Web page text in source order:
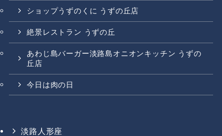
ショップうずのくに うずの丘店
絶景レストラン うずの丘
あわじ島バーガー淡路島オニオンキッチン うずの
丘店
今日は肉の日
淡路人形座